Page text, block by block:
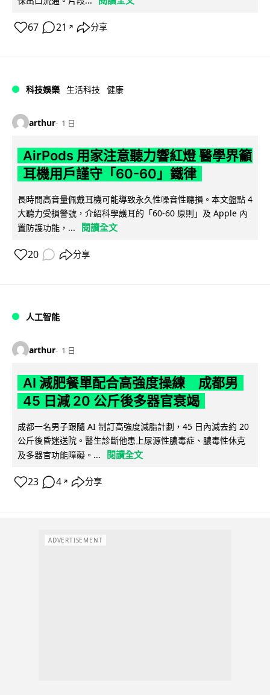
67 21 ↗ 分享
科技娛樂 生活科技 健康
arthur 1 日
AirPods 用家注意聽力響紅燈 醫學界籲
耳機用戶謹守「60-60」鐵律
長時間高音量佩戴耳機可能導致永久性噪音性聽損。本文盤點 4
大聽力受損警號，介紹科學護耳的「60-60 原則」及 Apple 內
置防護功能，...
閱讀全文
20 分享
人工智能
arthur 1 日
AI 減肥餐單配合高強度操練 成都男
45 日減 20 公斤後多器官衰竭
成都一名男子跟隨 AI 制訂高強度減脂計劃，45 日內減去約 20
公斤後昏迷送院。醫生診斷他患上尿源性膿毒症、膿毒性休克
及多器官功能障礙。...
閱讀全文
23 4 ↗ 分享
ADVERTISEMENT